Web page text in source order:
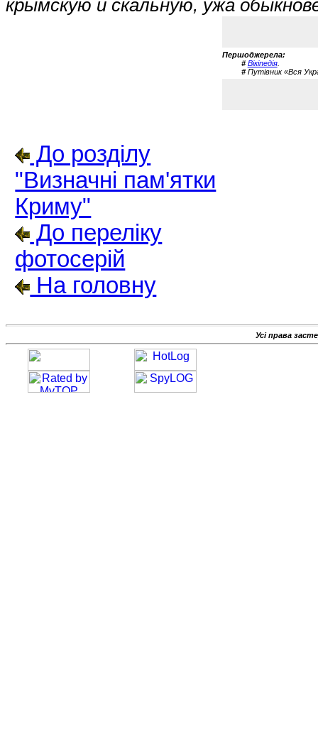
крымскую и скальную, ужа
Першоджерела:
# Вікіпедія.
#Путівник «Вся
До розділу
"Визначні пам'ятки
Криму"
До переліку
фотосерій
На головну
Усі права